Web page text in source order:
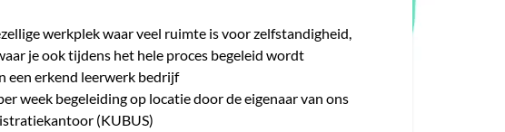
werkplek waar veel ruimte is voor zelfstandigheid,
je ook tijdens het hele proces begeleid wordt
een erkend leerwerk bedrijf
week begeleiding op locatie door de eigenaar van ons
(KUBUS)